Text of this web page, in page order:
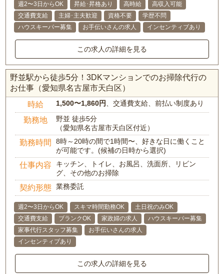
週2〜3日からOK 昇給･昇格あり 高時給
高収入可能
交通費支給
主婦･主夫歓迎 資格不要
学歴不問
ハウスキーパー募集
お手伝いさんの求人 インセンティブあり
この求人の詳細を見る
野並駅から徒歩5分！3DKマンションでのお掃除代行の
お仕事（愛知県名古屋市天白区）
時給 1,500〜1,860円 、交通費支給、前払い制度あり
勤務地
野並 徒歩5分
（愛知県名古屋市天白区付近）
勤務時間
8時～20時の間で1時間〜、好きな日に働くこと
が可能です。(候補の日時から選択)
仕事内容
キッチン、トイレ、お風呂、洗面所、リビン
グ、その他のお掃除
契約形態 業務委託
週2〜3日からOK スキマ時間勤務OK
土日祝のみOK
交通費支給
ブランクOK 家政婦の求人
ハウスキーパー募集
家事代行スタッフ募集
お手伝いさんの求人
インセンティブあり
この求人の詳細を見る